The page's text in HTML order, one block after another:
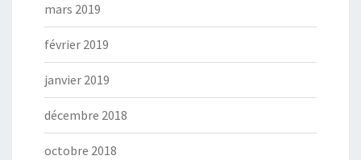
mars 2019
février 2019
janvier 2019
décembre 2018
octobre 2018